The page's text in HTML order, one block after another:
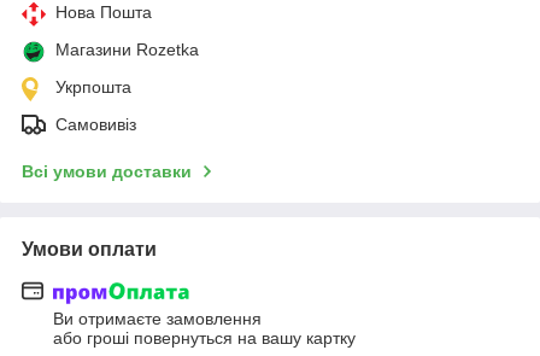
Нова Пошта
Магазини Rozetka
Укрпошта
Самовивіз
Всі умови доставки
Умови оплати
Ви отримаєте замовлення
або гроші повернуться на вашу картку